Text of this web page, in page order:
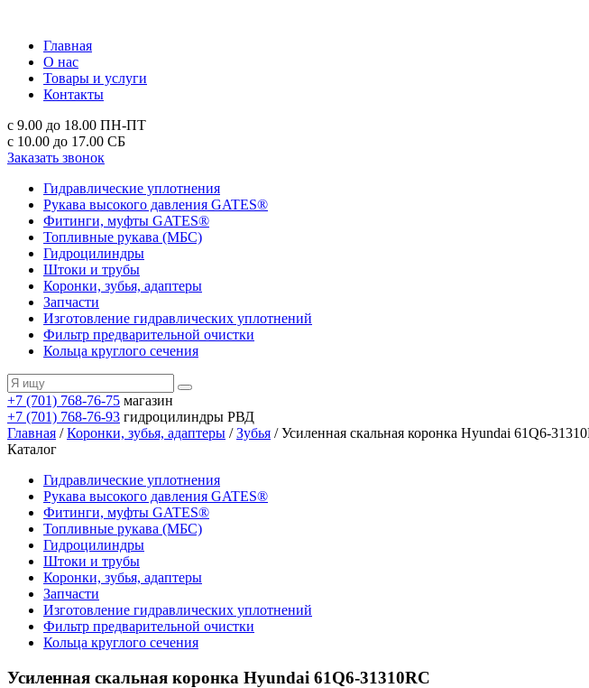
Главная
О нас
Товары и услуги
Контакты
с 9.00 до 18.00 ПН-ПТ
с 10.00 до 17.00 СБ
Заказать звонок
Гидравлические уплотнения
Рукава высокого давления GATES®
Фитинги, муфты GATES®
Топливные рукава (МБС)
Гидроцилиндры
Штоки и трубы
Коронки, зубья, адаптеры
Запчасти
Изготовление гидравлических уплотнений
Фильтр предварительной очистки
Кольца круглого сечения
+7 (701) 768-76-75 магазин
+7 (701) 768-76-93 гидроцилиндры РВД
Главная /Коронки, зубья, адаптеры /Зубья / Усиленная скальная коронка Hyundai 61Q6-
Каталог
Гидравлические уплотнения
Рукава высокого давления GATES®
Фитинги, муфты GATES®
Топливные рукава (МБС)
Гидроцилиндры
Штоки и трубы
Коронки, зубья, адаптеры
Запчасти
Изготовление гидравлических уплотнений
Фильтр предварительной очистки
Кольца круглого сечения
Усиленная скальная коронка Hyundai 61Q6-31310RC